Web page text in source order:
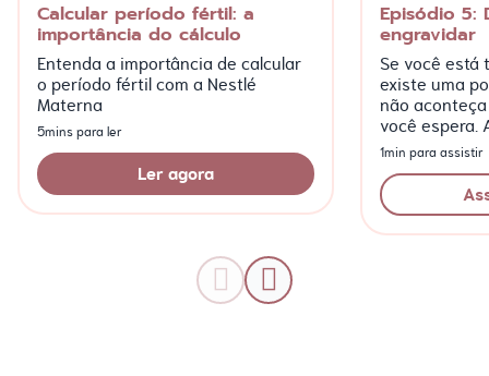
Calcular período fértil: a
importância do cálculo
Entenda a importância de calcular
o período fértil com a Nestlé
Materna
5mins para ler
Ler agora
Episódio 5:
engravidar
Se você
existe uma
não
você espera.
episódio da
Meu Bebê”!
1min para assistir